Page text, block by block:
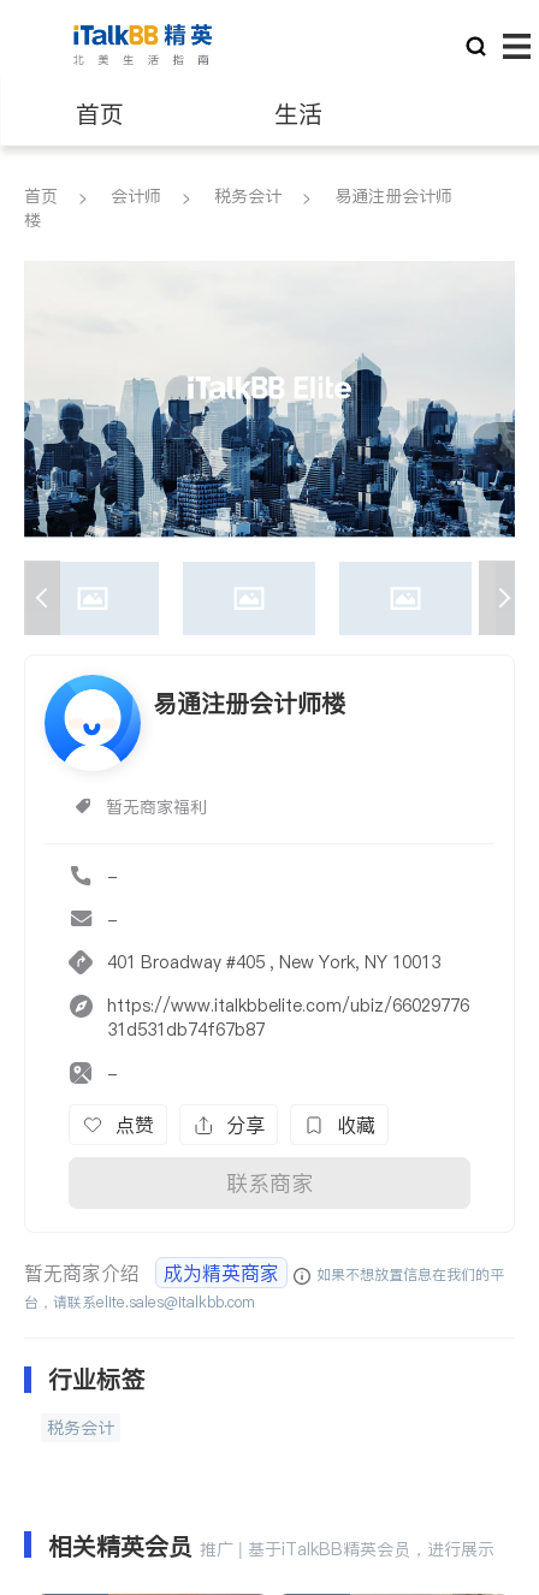
首页 生活
医生 律师
养老 非盈利组织
首页 会计师 税务会计
易通注册会计师
楼
易通注册会计师楼
暂无商家福利
-
-
401 Broadway #405 , New York, NY 10013
https://www.italkbbelite.com/ubiz/66029776
31d531db74f67b87
-
点赞 分享 收藏
联系商家
暂无商家介绍 成为精英商家
如果不想放置信息在我们的平
台，请联系elite.sales@italkbb.com
行业标签
税务会计
相关精英会员 推广 | 基于iTalkBB精英会员，进行展示